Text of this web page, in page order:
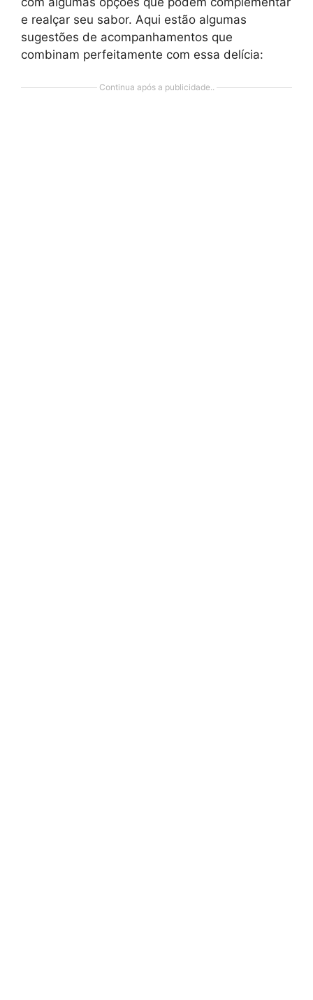
e realçar seu sabor. Aqui estão algumas
sugestões de acompanhamentos que
combinam perfeitamente com essa delícia:
Continua após a publicidade..